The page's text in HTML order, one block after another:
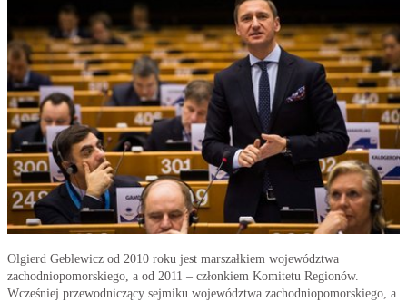
Olgierd Geblewicz od 2010 roku jest marszałkiem województwa
zachodniopomorskiego, a od 2011 – członkiem Komitetu Regionów.
Wcześniej przewodniczący sejmiku województwa zachodniopomorskiego, a